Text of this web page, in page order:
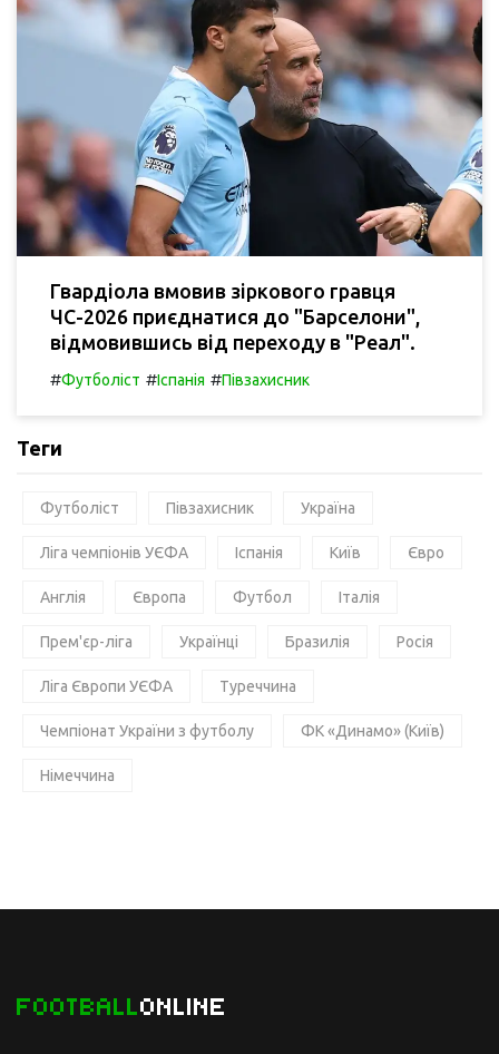
Гвардіола вмовив зіркового гравця
ЧС-2026 приєднатися до "Барселони",
відмовившись від переходу в "Реал".
#Футболіст #Іспанія #Півзахисник
Теги
Футболіст Півзахисник Україна
Ліга чемпіонів УЄФА Іспанія Київ Євро
Англія Європа Футбол Італія
Прем'єр-ліга Українці Бразилія Росія
Ліга Європи УЄФА Туреччина
Чемпіонат України з футболу ФК «Динамо» (Київ)
Німеччина
FOOTBALLONLINE